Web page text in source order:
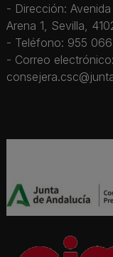
- Dirección:
Arena 1, Sevilla,
- Teléfono: 955
- Correo electrónico: